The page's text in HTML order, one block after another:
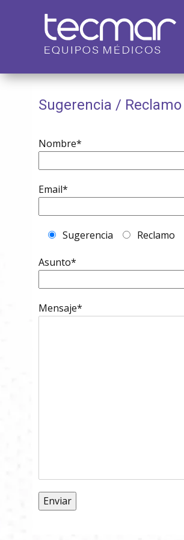
Inicio
Empresa
Alquiler
Contacto
Sugerencia / Reclamo
Nombre*
Email*
Sugerencia Reclamo
Asunto*
Mensaje*